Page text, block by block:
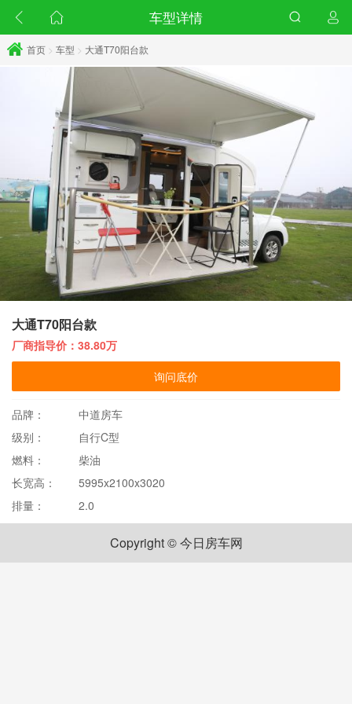
车型详情
首页 > 车型 > 大通T70阳台款
大通T70阳台款
厂商指导价：38.80万
询问底价
品牌：
中道房车
级别：
自行C型
燃料：
柴油
长宽高：
5995x2100x3020
排量：
2.0
Copyright © 今日房车网